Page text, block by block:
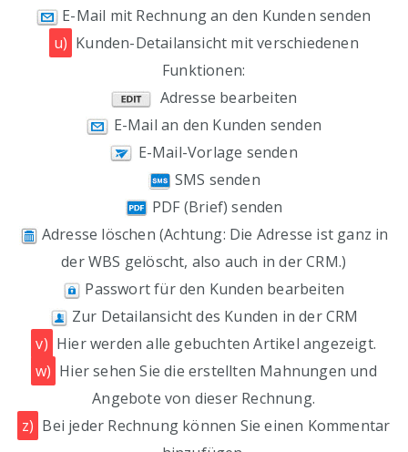
E-Mail mit Rechnung an den Kunden senden
u) Kunden-Detailansicht mit verschiedenen
Funktionen:
Adresse bearbeiten
E-Mail an den Kunden senden
E-Mail-Vorlage senden
SMS senden
PDF (Brief) senden
Adresse löschen (Achtung: Die Adresse ist ganz in
der WBS gelöscht, also auch in der CRM.)
Passwort für den Kunden bearbeiten
Zur Detailansicht des Kunden in der CRM
v) Hier werden alle gebuchten Artikel angezeigt.
w) Hier sehen Sie die erstellten Mahnungen und
Angebote von dieser Rechnung.
z) Bei jeder Rechnung können Sie einen Kommentar